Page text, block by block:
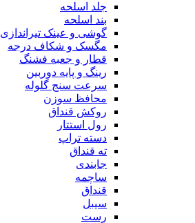
جلد اسلحه
بند اسلحه
گوشی و عینک تیراندازی
مگسک و شکاف درجه
قطار و جعبه فشنگ
رینگ و پایه دوربین
سرعت سنج گلوله
محافظ سوزن
روکش قنداق
رول استتار
دسته تراپ
ته قنداق
جابندی
ساچمه
قنداق
سیبل
رست